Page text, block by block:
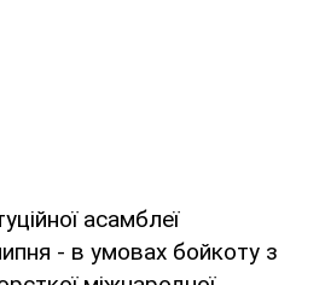
асамблеї
- в умовах бойкоту з